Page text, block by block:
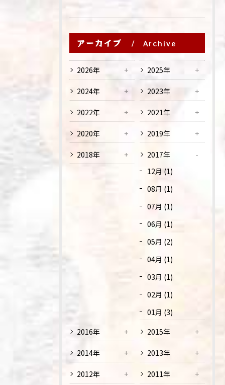
アーカイブ Archive
2026年 2025年
2024年 2023年
2022年 2021年
2020年 2019年
2018年
2017年
12月 (1)
08月 (1)
07月 (1)
06月 (1)
05月 (2)
04月 (1)
03月 (1)
02月 (1)
01月 (3)
2016年
2015年
2014年 2013年
2012年 2011年